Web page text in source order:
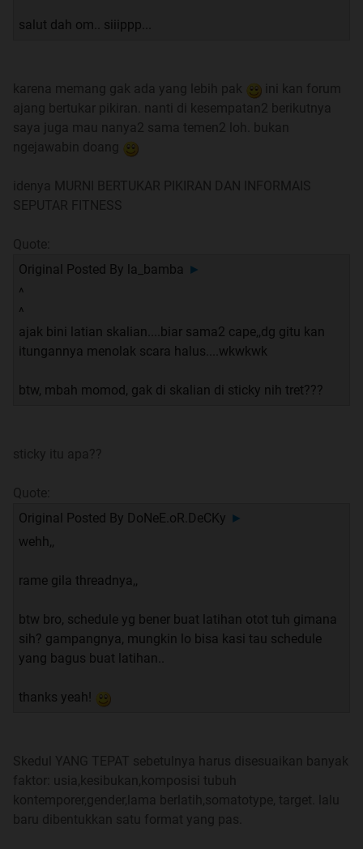
NANYA YANG DETAIL 4
NANYA YANG DETAIL 6
Kalau masih ada yang nanya model diatas no komen
dah
salut dah om.. siiippp...
karena memang gak ada yang lebih pak
ini kan forum
ajang bertukar pikiran. nanti di kesempatan2 berikutnya
saya juga mau nanya2 sama temen2 loh. bukan
ngejawabin doang
idenya MURNI BERTUKAR PIKIRAN DAN INFORMAIS
SEPUTAR FITNESS
Quote:
Original Posted By la_bamba ►
^
^
ajak bini latian skalian....biar sama2 cape,,dg gitu kan
itungannya menolak scara halus....wkwkwk
btw, mbah momod, gak di skalian di sticky nih tret???
sticky itu apa??
Quote:
Original Posted By DoNeE.oR.DeCKy ►
wehh,,
rame gila threadnya,,
btw bro, schedule yg bener buat latihan otot tuh gimana
sih? gampangnya, mungkin lo bisa kasi tau schedule
yang bagus buat latihan..
thanks yeah!
Skedul YANG TEPAT sebetulnya harus disesuaikan banyak
faktor: usia,kesibukan,komposisi tubuh
kontemporer,gender,lama berlatih,somatotype, target. lalu
baru dibentukkan satu format yang pas.